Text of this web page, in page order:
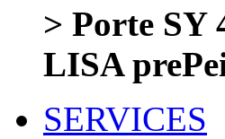
> Porte SY
LISA
SERVICES